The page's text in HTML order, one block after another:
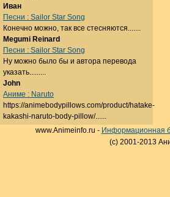
Иван
Песни : Sailor Star Song
Конечно можно, так все стесняются.......
Megumi Reinard
Песни : Sailor Star Song
Ну можно было бы и автора перевода
указать.........
John
Аниме : Naruto
https://animebodypillows.com/product/hatake-
kakashi-naruto-body-pillow/......
www.Animeinfo.ru - Информационная
(c) 2001-2013